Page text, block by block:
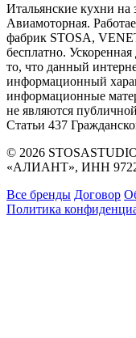
Итальянские кухни
Авиамоторная.
фабрик STOSA,
бесплатно.
то, что данный
информационный
информационные
не являются
Статьи 437
© 2026
«АЛИАНТ», ИНН
Все бренды Договор
Политика